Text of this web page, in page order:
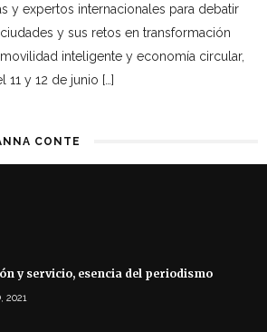
y expertos internacionales para debatir
y sus retos en transformación
inteligente y economía circular,
11 y 12 de junio […]
CONTE
y servicio, esencia del periodismo
2021